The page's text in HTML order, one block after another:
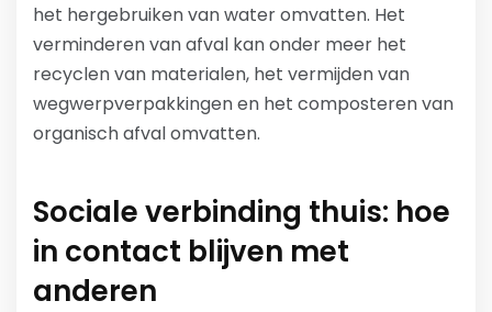
het hergebruiken van water omvatten. Het
verminderen van afval kan onder meer het
recyclen van materialen, het vermijden van
wegwerpverpakkingen en het composteren van
organisch afval omvatten.
Sociale verbinding thuis: hoe
in contact blijven met
anderen